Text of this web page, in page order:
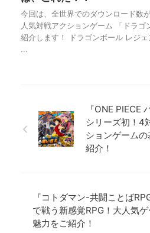
今回は、全世界でのダウンロード数
人気対戦アクションゲーム 「ドラ
紹介します！ ドラゴンボール レジ
...
『ONE PIECE
シリーズ初！4
ションゲーム
紹介！
『コトダマン-共闘ことば
で戦う新感覚RPG！大人気
魅力をご紹介！